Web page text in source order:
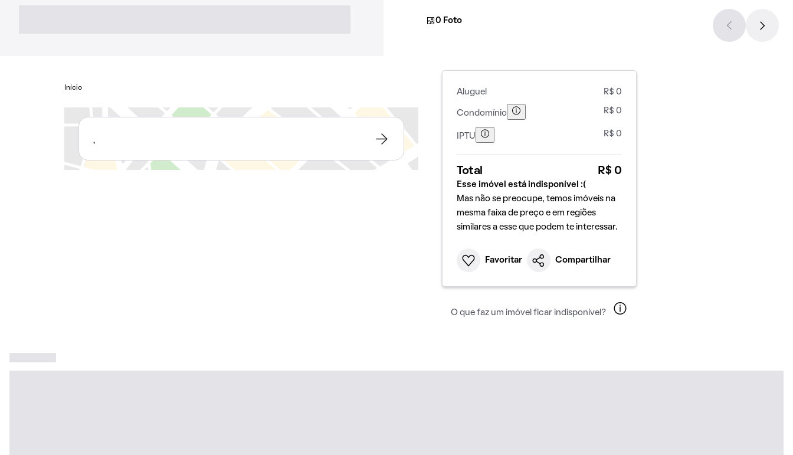
0 Foto
Início
,
Aluguel R$ 0
Condomínio R$ 0
IPTU R$ 0
Total R$ 0
Esse imóvel está indisponível :(
Mas não se preocupe, temos imóveis na
mesma faixa de preço e em regiões
similares a esse que podem te interessar.
Favoritar Compartilhar
O que faz um imóvel ficar indisponível?